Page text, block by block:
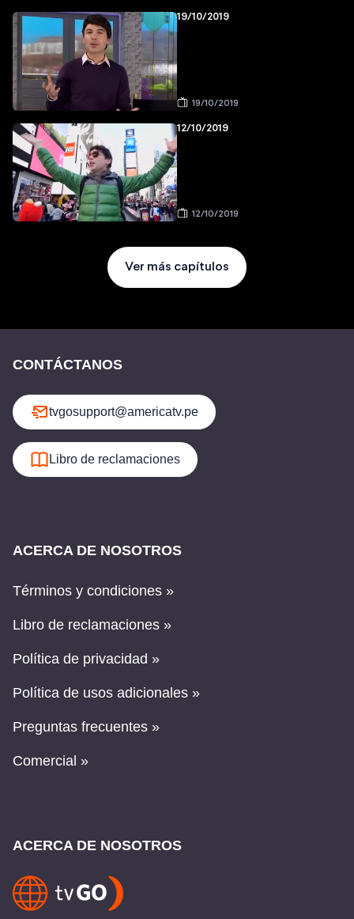
19/10/2019
19/10/2019
12/10/2019
12/10/2019
Ver más capítulos
CONTÁCTANOS
tvgosupport@americatv.pe
Libro de reclamaciones
ACERCA DE NOSOTROS
Términos y condiciones »
Libro de reclamaciones »
Política de privacidad »
Política de usos adicionales »
Preguntas frecuentes »
Comercial »
ACERCA DE NOSOTROS